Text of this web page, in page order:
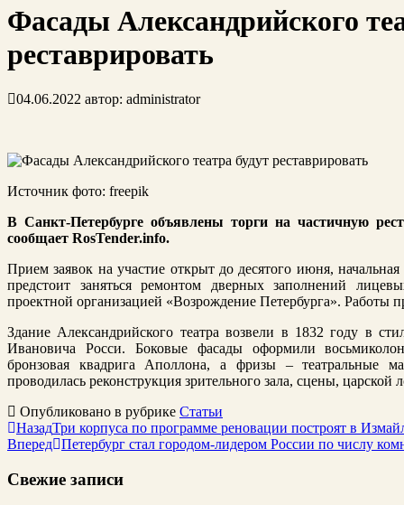
Фасады Александрийского
реставрировать
04.06.2022 автор: administrator
Источник фото: freepik
В Санкт-Петербурге объявлены торги на частичную
сообщает RosTender.info.
Прием заявок на участие открыт до десятого июня,
предстоит заняться ремонтом дверных заполнений
проектной организацией «Возрождение Петербурга». Работы
Здание Александрийского театра возвели в 1832 году в
Ивановича Росси. Боковые фасады оформили
бронзовая квадрига Аполлона, а фризы – театральные
проводилась реконструкция зрительного зала, сцены,
Опубликовано в рубрике Статьи
НазадТри корпуса по программе реновации построят в
Вперед Петербург стал городом-лидером России по числу
Свежие записи